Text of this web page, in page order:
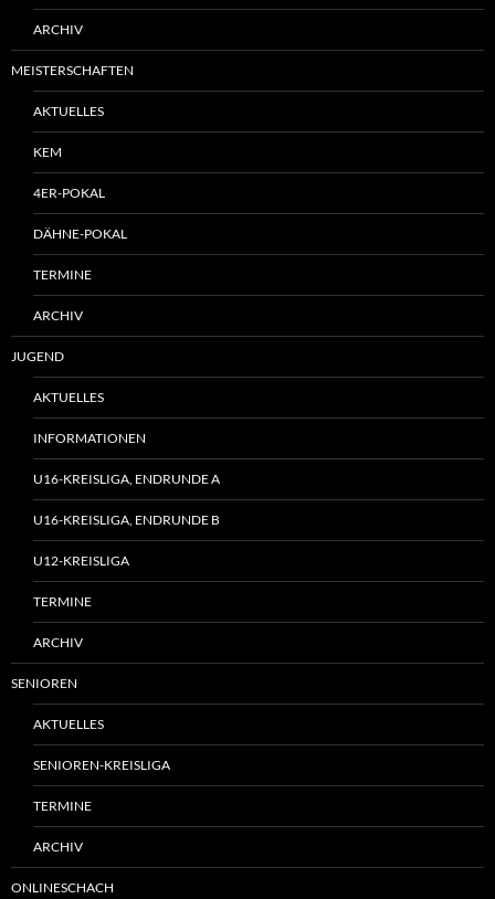
ARCHIV
MEISTERSCHAFTEN
AKTUELLES
KEM
4ER-POKAL
DÄHNE-POKAL
TERMINE
ARCHIV
JUGEND
AKTUELLES
INFORMATIONEN
U16-KREISLIGA, ENDRUNDE A
U16-KREISLIGA, ENDRUNDE B
U12-KREISLIGA
TERMINE
ARCHIV
SENIOREN
AKTUELLES
SENIOREN-KREISLIGA
TERMINE
ARCHIV
ONLINESCHACH